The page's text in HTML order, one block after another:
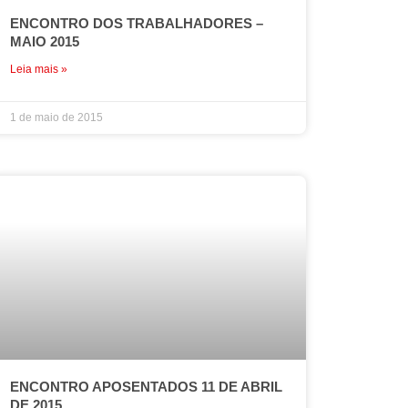
ENCONTRO DOS TRABALHADORES –
MAIO 2015
Leia mais »
1 de maio de 2015
ENCONTRO APOSENTADOS 11 DE ABRIL
DE 2015